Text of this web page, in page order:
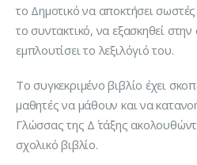
το Δημοτικό να αποκτήσει
το συντακτικό, να εξασκηθεί
εμπλουτίσει το λεξιλόγιό του.
Το συγκεκριμένο βιβλίο έχει
μαθητές να μάθουν και να
Γλώσσας της Δ΄ τάξης
σχολικό βιβλίο.